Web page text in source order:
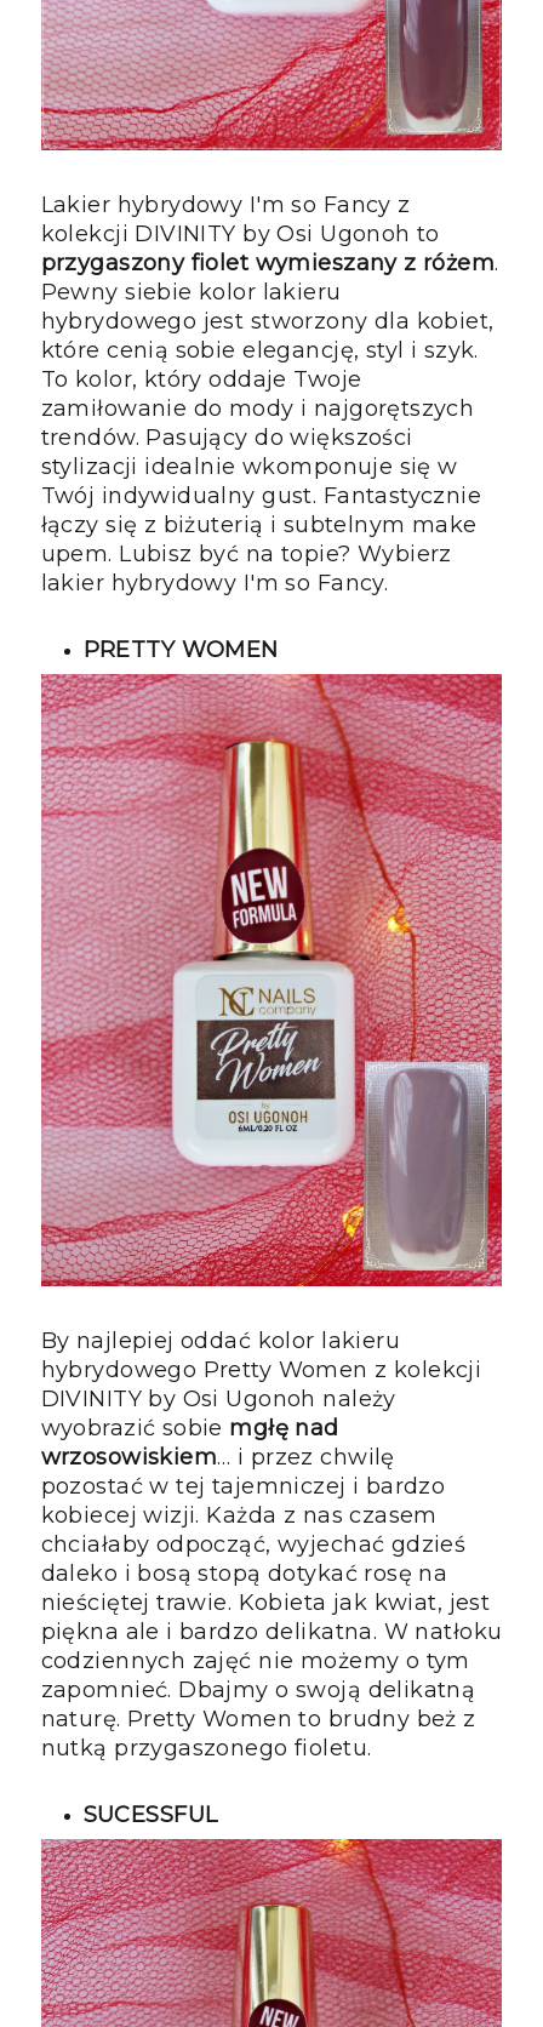
Lakier hybrydowy I'm so Fancy z
kolekcji DIVINITY by Osi Ugonoh to
przygaszony fiolet wymieszany z różem.
Pewny siebie kolor lakieru
hybrydowego jest stworzony dla kobiet,
które cenią sobie elegancję, styl i szyk.
To kolor, który oddaje Twoje
zamiłowanie do mody i najgorętszych
trendów. Pasujący do większości
stylizacji idealnie wkomponuje się w
Twój indywidualny gust. Fantastycznie
łączy się z biżuterią i subtelnym make
upem. Lubisz być na topie? Wybierz
lakier hybrydowy I'm so Fancy.
PRETTY WOMEN
By najlepiej oddać kolor lakieru
hybrydowego Pretty Women z kolekcji
DIVINITY by Osi Ugonoh należy
wyobrazić sobie mgłę nad
wrzosowiskiem… i przez chwilę
pozostać w tej tajemniczej i bardzo
kobiecej wizji. Każda z nas czasem
chciałaby odpocząć, wyjechać gdzieś
daleko i bosą stopą dotykać rosę na
nieściętej trawie. Kobieta jak kwiat, jest
piękna ale i bardzo delikatna. W natłoku
codziennych zajęć nie możemy o tym
zapomnieć. Dbajmy o swoją delikatną
naturę. Pretty Women to brudny beż z
nutką przygaszonego fioletu.
SUCESSFUL